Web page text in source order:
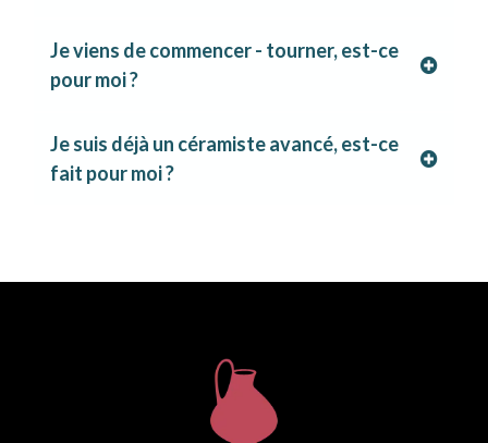
Je viens de commencer - tourner, est-ce
pour moi ?
Je suis déjà un céramiste avancé, est-ce
fait pour moi ?